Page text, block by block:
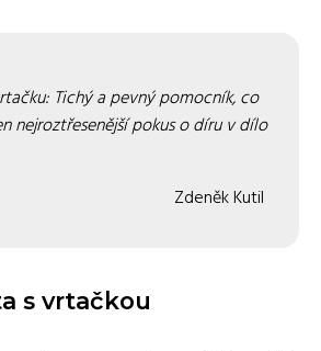
Tichý a pevný pomocník, co
nejroztřesenější pokus o díru v dílo
Zdeněk Kutil
s vrtačkou